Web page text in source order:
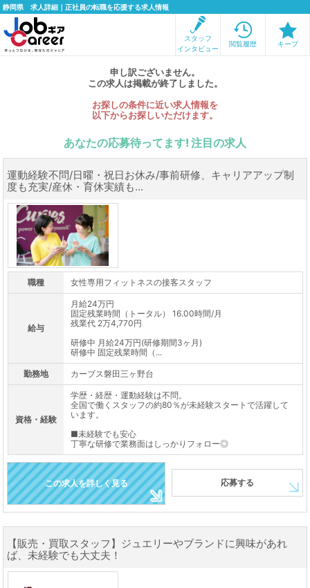
静岡県 求人詳細｜正社員の転職を応援する求人情報
スタッフ
インタビュー
閲覧履歴 キープ
申し訳ございません。
この求人は掲載が終了しました。
お探しの条件に近い求人情報を
以下からお探しいただけます。
あなたの応募待ってます! 注目の求人
運動経験不問/日曜・祝日お休み/事前研修、キャリアアップ制
度も充実/産休・育休実績も...
職種 女性専用フィットネスの接客スタッフ
給与
月給24万円
固定残業時間（トータル） 16.00時間/月
残業代 2万4,770円
研修中 月給24万円(研修期間3ヶ月)
研修中 固定残業時間（...
勤務地 カーブス磐田三ヶ野台
資格・経験
学歴・経歴・運動経験は不問。
全国で働くスタッフの約80％が未経験スタートで活躍して
います。
■未経験でも安心
丁寧な研修で業務面はしっかりフォロー◎
この求人を詳しく見る 応募する
【販売・買取スタッフ】ジュエリーやブランドに興味があれ
ば、未経験でも大丈夫！